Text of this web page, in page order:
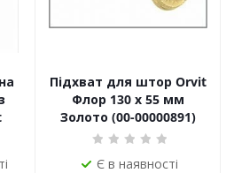
Підхват для штор Orvit
Флор 130 х 55 мм
Золото (00-00000891)
Є в наявності